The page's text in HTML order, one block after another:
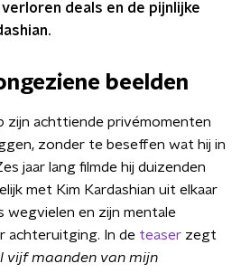
deals en de pijnlijke
beelden
zijn achttiende privé­momenten
zonder te beseffen wat hij in
jaar lang filmde hij duizenden
met Kim Kardashian uit elkaar
wegvielen en zijn mentale
achteruitging. In de teaser zegt
vijf maanden van mijn